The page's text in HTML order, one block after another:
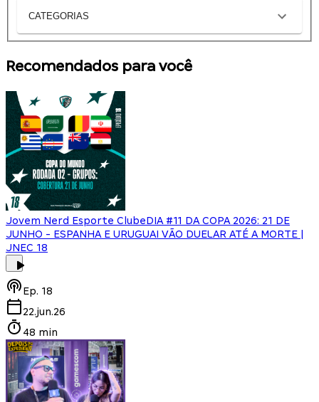
CATEGORIAS
Recomendados para você
Jovem Nerd Esporte ClubeDIA #11 DA COPA 2026: 21 DE
JUNHO - ESPANHA E URUGUAI VÃO DUELAR ATÉ A MORTE |
JNEC 18
Ep. 18
22.jun.26
48 min